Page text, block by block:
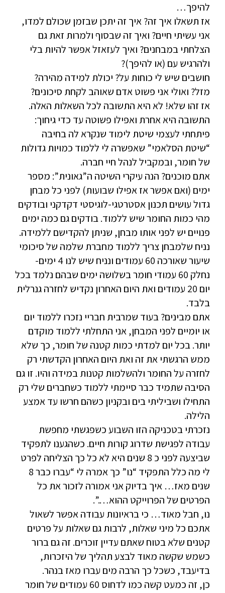
להיפך…
אז תשאלו איך זה? איך זה יתכן שבזמן שכולם למדו,
אני עשיתי חיים? ואיך זה שבסוף ולמרות זאת גם
הצלחתי במבחנים? ואיך לעזאזל אפשר להיות בלי
ולהרגיש עם (או להיפך)?
חושבים שיש לי כוחות על? יכולת למידה מהירה?
מזל? ואולי אני פשוט אדם שאוהב לקחת סיכונים?
אז זהו שלא! לא היא התשובה לכל השאלות האלה.
התשובה היא אחרת ואפילו פשוטה עד כדי גיחוך:
פיתחתי לעצמי שיטת לימוד שנקרא לה בחיבה
“שיטת הסלאמי” שאפשרה לי ללמוד כמויות גדולות
של חומר, ובמקביל לנהל חיי חברה.
אתם מוכנים? הנה עיקרי השיטה ה”גאונית”: מספר
ימים (ואם אפשר אז אפילו שבועות) לפני כל מבחן
גדול עושים תכנון אסטרטגי-לוגיסטי דקדקני ובודקים
מהי כמות החומר שיש ללמוד. בודקים גם כמה ימים
פנויים יש לפני אותו מבחן, שניתן להקדישם ללמידה.
נניח שלמבחן צריך ללמוד מחברת שלמה של סיכומי
שיעור שאורכה 60 עמודים ונניח שיש לנו 4 ימים-
נחלק 60 עמודי חומר בשלושה ימים שבהם נלמד בכל
יום 20 עמודים ואת היום האחרון נקדיש לחזרה גנרלית
בלבד.
אתם מבינים? בעוד שמרבית חבריי נזכרו ללמוד יום
או יומיים לפני המבחן, אני התחלתי ללמוד מוקדם
יותר. בכל יום למדתי כמות קטנה של חומר, כך שלא
ממש הרגשתי את זה ואת היום האחרון הקדשתי רק
לחזרה על החומר ולהשלמות קטנות במידה והיו. זו גם
הסיבה שתמיד כבר סיימתי ללמוד כשחברים שלי רק
התחילו ושביליתי בים ובקניון כשהם חרשו עד אמצע
הלילה.
נזכרתי בטכניקה הזו השבוע כשפגשתי מחפשת
עבודה לפגישת שדרוג קורות חיים. כשהגענו לתפקיד
שביצעה לפני כ 8 שנים היא לא כל כך הצליחה לפרט
לי מה כלל התפקיד “נו” כך אמרה לי “עברו כבר 8
שנים מאז… איך בדיוק אני אמורה לזכור את כל
הפרטים של הפרוייקט ההוא….”.
נו, חבל מאוד… כי בראיונות עבודה אפשר לשאול
אתכם כל מיני שאלות, לרבות גם שאלות על פרטים
קטנים שלא בטוח שאתם עדיין זוכרים. זה גם ברור
כשמש שקשה מאוד לבצע תהליך של היזכרות,
בדיעבד, כשכל כך הרבה מים עברו מאז בנהר.
כן, זה כמעט קשה כמו לדחוס 60 עמודים של חומר